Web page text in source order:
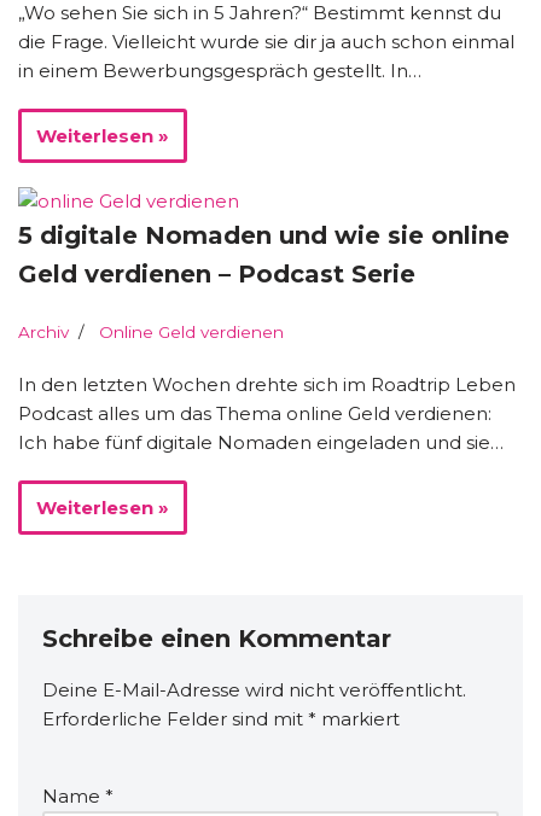
„Wo sehen Sie sich in 5 Jahren?“ Bestimmt kennst du
die Frage. Vielleicht wurde sie dir ja auch schon einmal
in einem Bewerbungsgespräch gestellt. In…
Weiterlesen »
5 digitale Nomaden und wie sie online
Geld verdienen – Podcast Serie
Archiv Online Geld verdienen
In den letzten Wochen drehte sich im Roadtrip Leben
Podcast alles um das Thema online Geld verdienen:
Ich habe fünf digitale Nomaden eingeladen und sie…
Weiterlesen »
Schreibe einen Kommentar
Deine E-Mail-Adresse wird nicht veröffentlicht.
Erforderliche Felder sind mit * markiert
Name *